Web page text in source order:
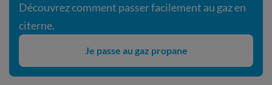
Découvrez comment passer facilement au gaz en
citerne.
Je passe au gaz propane